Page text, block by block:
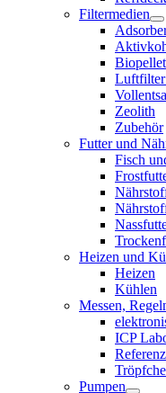
Filtermedien
Luftfilter
Zeolith
Zubehör
Futter und
Fisch
Heizen und
Heizen
Kühlen
Messen,
ICP
Pumpen